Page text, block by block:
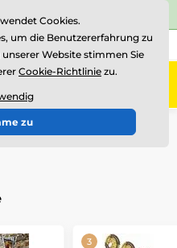
auf
+43 676 361 37 22
0
Thema
Cookies.
um die Benutzererfahrung zu
Website stimmen Sie
Cookie-Richtlinie zu.
zu